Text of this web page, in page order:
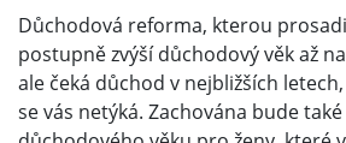
Důchodová reforma, kterou
postupně zvýší důchodový věk až
ale čeká důchod v nejbližších
se vás netýká. Zachována bude